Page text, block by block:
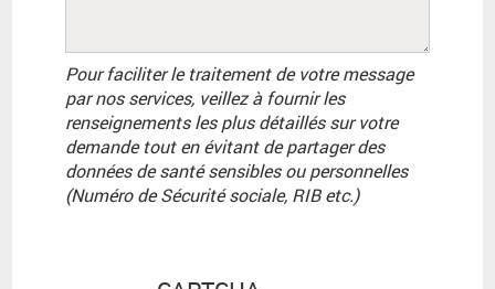
Pour faciliter le traitement de votre message
par nos services, veillez à fournir les
renseignements les plus détaillés sur votre
demande tout en évitant de partager des
données de santé sensibles ou personnelles
(Numéro de Sécurité sociale, RIB etc.)